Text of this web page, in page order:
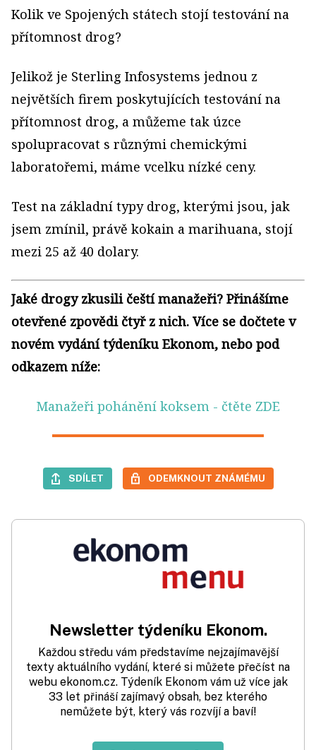
Kolik ve Spojených státech stojí testování na
přítomnost drog?
Jelikož je Sterling Infosystems jednou z
největších firem poskytujících testování na
přítomnost drog, a můžeme tak úzce
spolupracovat s různými chemickými
laboratořemi, máme vcelku nízké ceny.
Test na základní typy drog, kterými jsou, jak
jsem zmínil, právě kokain a marihuana, stojí
mezi 25 až 40 dolary.
Jaké drogy zkusili čeští manažeři? Přinášíme
otevřené zpovědi čtyř z nich. Více se dočtete v
novém vydání týdeníku Ekonom, nebo pod
odkazem níže:
Manažeři pohánění koksem - čtěte ZDE
SDÍLET ODEMKNOUT ZNÁMÉMU
Newsletter týdeníku Ekonom.
Každou středu vám představíme nejzajímavější
texty aktuálního vydání, které si můžete přečíst na
webu ekonom.cz. Týdeník Ekonom vám už více jak
33 let přináší zajímavý obsah, bez kterého
nemůžete být, který vás rozvíjí a baví!